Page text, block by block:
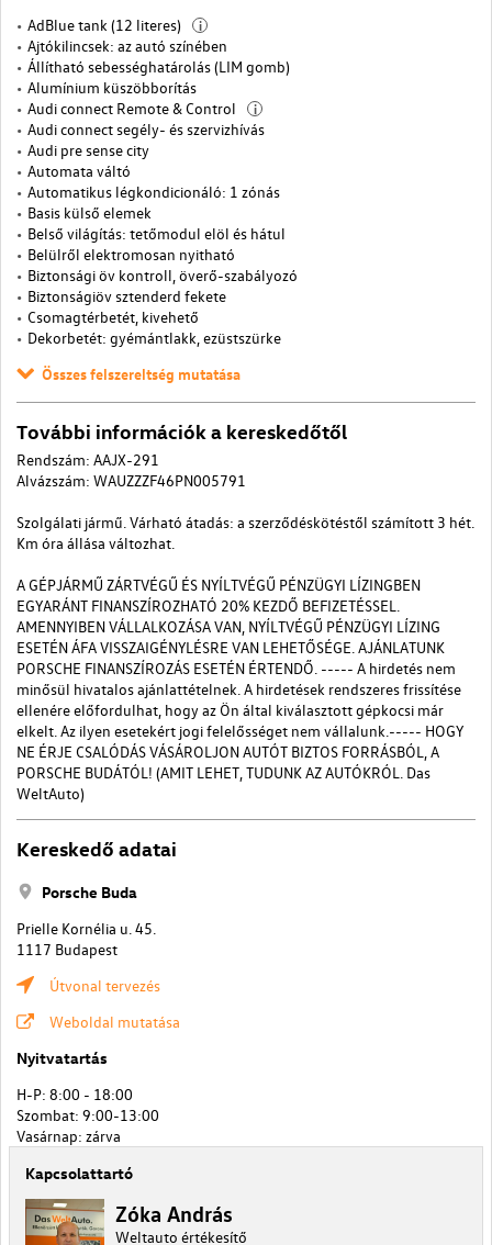
AdBlue tank (12 literes) i
Ajtókilincsek: az autó színében
Állítható sebességhatárolás (LIM gomb)
Alumínium küszöbborítás
Audi connect Remote & Control
i
Audi connect segély- és szervizhívás
Audi pre sense city
Automata váltó
Automatikus légkondicionáló: 1 zónás
Basis külső elemek
Belső világítás: tetőmodul elöl és hátul
Belülről elektromosan nyitható
Biztonsági öv kontroll, överő-szabályozó
Biztonságiöv sztenderd fekete
Csomagtérbetét, kivehető
Dekorbetét: gyémántlakk, ezüstszürke
Összes felszereltség mutatása
További információk a kereskedőtől
Rendszám: AAJX-291
Alvázszám: WAUZZZF46PN005791
Szolgálati jármű. Várható átadás: a szerződéskötéstől számított 3 hét.
Km óra állása változhat.
A GÉPJÁRMŰ ZÁRTVÉGŰ ÉS NYÍLTVÉGŰ PÉNZÜGYI LÍZINGBEN
EGYARÁNT FINANSZÍROZHATÓ 20% KEZDŐ BEFIZETÉSSEL.
AMENNYIBEN VÁLLALKOZÁSA VAN, NYÍLTVÉGŰ PÉNZÜGYI LÍZING
ESETÉN ÁFA VISSZAIGÉNYLÉSRE VAN LEHETŐSÉGE. AJÁNLATUNK
PORSCHE FINANSZÍROZÁS ESETÉN ÉRTENDŐ. ----- A hirdetés nem
minősül hivatalos ajánlattételnek. A hirdetések rendszeres frissítése
ellenére előfordulhat, hogy az Ön által kiválasztott gépkocsi már
elkelt. Az ilyen esetekért jogi felelősséget nem vállalunk.----- HOGY
NE ÉRJE CSALÓDÁS VÁSÁROLJON AUTÓT BIZTOS FORRÁSBÓL, A
PORSCHE BUDÁTÓL! (AMIT LEHET, TUDUNK AZ AUTÓKRÓL. Das
WeltAuto)
Kereskedő adatai
Porsche Buda
Prielle Kornélia u. 45.
1117 Budapest
Útvonal tervezés
Weboldal mutatása
Nyitvatartás
H-P: 8:00 - 18:00
Szombat: 9:00-13:00
Vasárnap: zárva
Kapcsolattartó
Zóka András
Weltauto értékesítő